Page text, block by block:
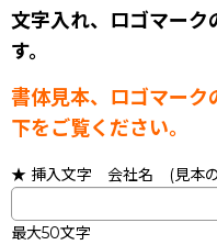
文字入れ、ロゴマーク
す。
書体見本、ロゴマーク
下をご覧ください。
★ 挿入文字 会社名 (見本の
最大50文字